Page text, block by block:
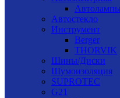
Автолампы
Автостекло
Инструмент
Berger
THORVIK
Шины/Диски
Шумоизоляция
SUPROTEC
G21